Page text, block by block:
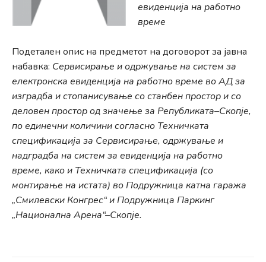
евиденција на работно
време
Подетален опис на предметот на договорот за јавна
набавка: Сервисирање и одржување на систем за
електронска евиденција на работно време во АД за
изградба и стопанисување со станбен простор и со
деловен простор од значење за Републиката–Скопје,
по единечни количини согласно Техничката
спецификација за Сервисирање, одржување и
надградба на систем за евиденција на работно
време, како и Техничката спецификација (со
монтирање на истата) во Подружница катна гаража
„Смилевски Конгрес“ и Подружница Паркинг
„Национална Арена“–Скопје.